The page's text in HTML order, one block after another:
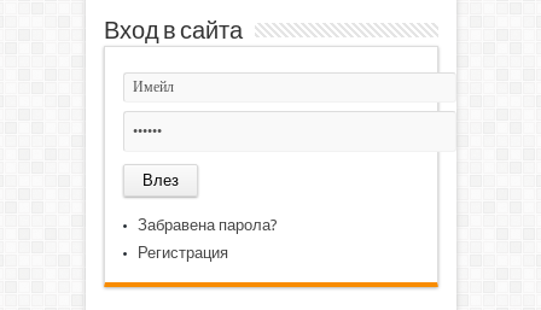
Вход в сайта
Забравена парола?
Регистрация